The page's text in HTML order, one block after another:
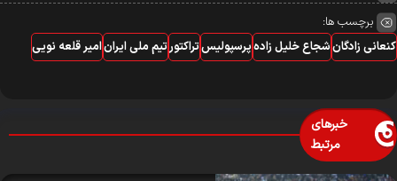
برچسب ها:
زادگانشجاع خلیل زادهپرسپولیستراکتورتیم ملی ایرانامیر قلعه نویی
خبرهای
مرتبط